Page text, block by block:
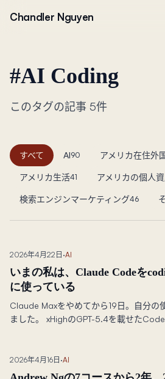
Chandler Nguyen
#AI Coding
このタグの記事 5件
すべて AI90 アメリカ在住外
アメリカ生活41 アメリカの個人
検索エンジンマーケティング46
2026年4月22日 ·AI
いまの私は、Claude Codeを
に使っている
Claude Maxをやめてから19日。自分の
ました。 xHighのGPT-5.4を載せた
2026年4月16日 ·AI